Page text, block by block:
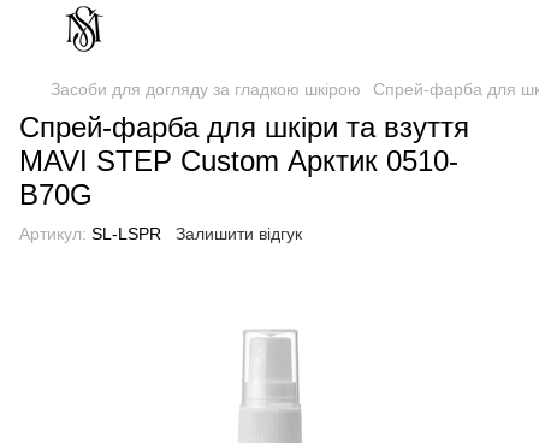
Засоби для догляду за гладкою шкірою Спрей-фарба для
Спрей-фарба для шкіри та взуття
MAVI STEP Custom Арктик 0510-
B70G
Артикул: SL-LSPR Залишити відгук